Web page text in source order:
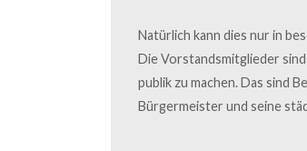
Natürlich kann dies nur in
Die Vorstandsmitglieder
publik zu machen. Das sind
Bürgermeister und seine